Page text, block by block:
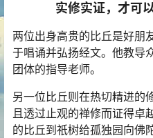
实修实证，才可
两位出身高贵的比丘是好朋
于唱诵并弘扬经文。他教导
团体的指导老师。
另一位比丘则在热切精进的
且透过止观的禅修而证得卓
的比丘到祇树给孤独园向佛